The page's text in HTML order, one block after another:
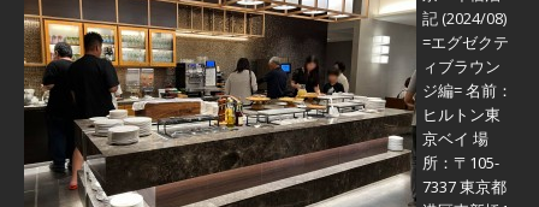
記 (2024/08)
=エグゼクテ
ィブラウン
ジ編=名前：
ヒルトン東
京ベイ 場
所：〒105-
7337 東京都